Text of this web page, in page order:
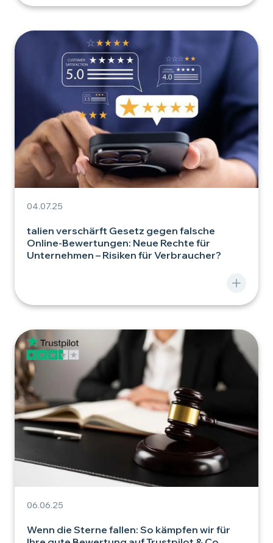
04.07.25
talien verschärft Gesetz gegen falsche
Online-Bewertungen: Neue Rechte für
Unternehmen – Risiken für Verbraucher?
06.06.25
Wenn die Sterne fallen: So kämpfen wir für